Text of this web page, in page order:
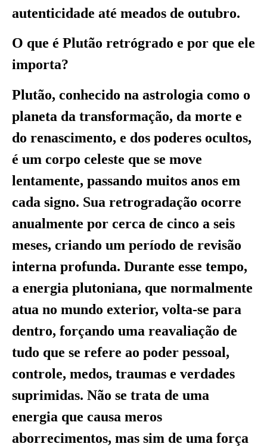
autenticidade até meados de outubro.
O que é Plutão retrógrado e por que ele
importa?
Plutão, conhecido na astrologia como o
planeta da transformação, da morte e
do renascimento, e dos poderes ocultos,
é um corpo celeste que se move
lentamente, passando muitos anos em
cada signo. Sua retrogradação ocorre
anualmente por cerca de cinco a seis
meses, criando um período de revisão
interna profunda. Durante esse tempo,
a energia plutoniana, que normalmente
atua no mundo exterior, volta-se para
dentro, forçando uma reavaliação de
tudo que se refere ao poder pessoal,
controle, medos, traumas e verdades
suprimidas. Não se trata de uma
energia que causa meros
aborrecimentos, mas sim de uma força